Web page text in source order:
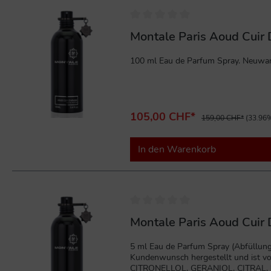
Montale Paris Aoud Cuir
105,00 CHF* 159,00 CHF*
In den Warenkorb
Montale Paris Aoud
5 ml Eau de Parfum Spray
Kundenwunsch hergestellt und ist